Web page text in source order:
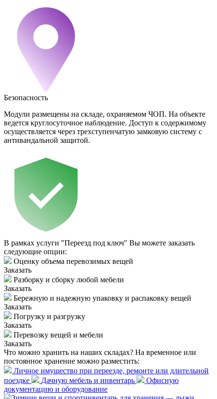
Безопасность
Модули размещены на складе, охраняемом ЧОП. На объекте
ведется круглосуточное наблюдение. Доступ к содержимому
осуществляется через трехступенчатую замковую систему с
антивандальной защитой.
В рамках услуги "Переезд под ключ" Вы можете заказать
следующие опции:
Оценку объема перевозимых вещей
Заказать
Разборку и сборку любой мебели
Заказать
Бережную и надежную упаковку и распаковку вещей
Заказать
Погрузку и разгрузку
Заказать
Перевозку вещей и мебели
Заказать
Что можно хранить на наших складах? На временное или
постоянное хранение можно разместить:
Личное имущество при переезде, ремонте или длительной
поездке
Дачную мебель и инвентарь
Офисную
документацию и оборудование